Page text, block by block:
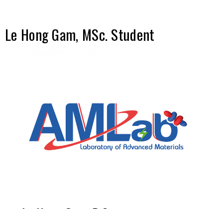
Le Hong Gam, MSc. Student